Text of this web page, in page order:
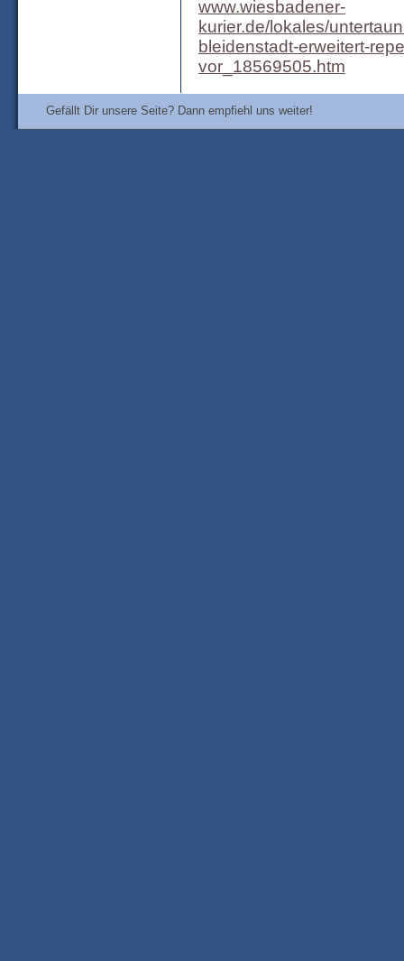
www.wiesbadener-
kurier.de/lokales/
bleidenstadt-erweitert-
vor_18569505.htm
Gefällt Dir unsere Seite? Dann empfiehl uns weiter!